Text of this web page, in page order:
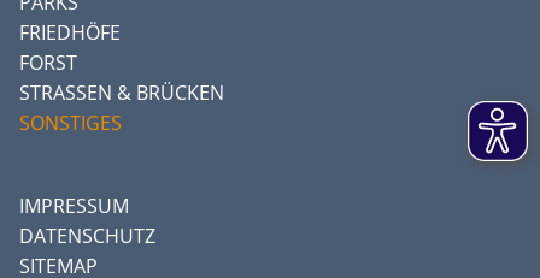
FRIEDHÖFE
FORST
STRASSEN & BRÜCKEN
SONSTIGES
IMPRESSUM
DATENSCHUTZ
SITEMAP